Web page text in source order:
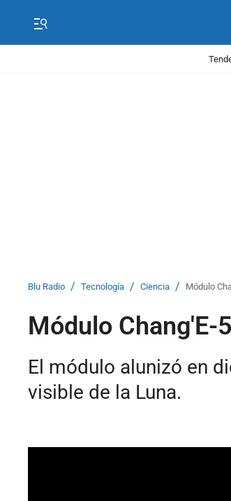
Blu Radio / Tecnología / Ciencia / Módulo
Módulo Chang'E-
El módulo alunizó en
visible de la Luna.